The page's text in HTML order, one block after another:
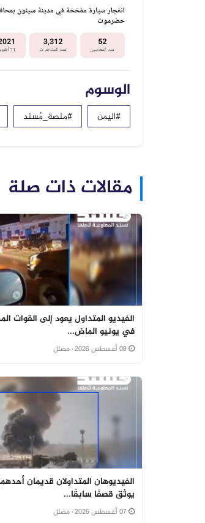
الوسوم
#اليمن #منصة_مُسند
مقالات ذات صلة
الفيديو المتداول يعود إلى القوات
في يونيو الماض...
· مضلل
الفيديوهان المتداولان قديمان
يوثق قصفًا سابقًا...
· مضلل